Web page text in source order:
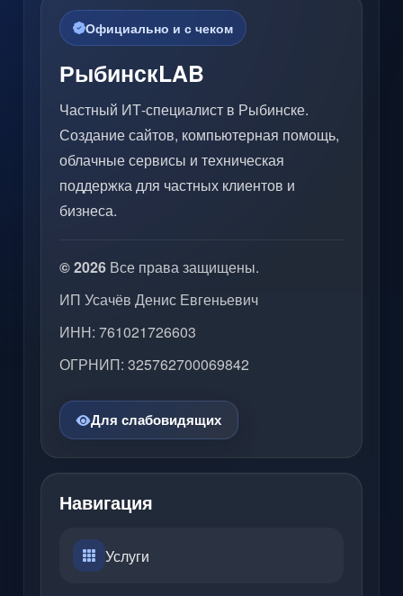
Официально и с чеком
РыбинскLAB
Частный ИТ-специалист в Рыбинске.
Создание сайтов, компьютерная помощь,
облачные сервисы и техническая
поддержка для частных клиентов и
бизнеса.
© 2026 Все права защищены.
ИП Усачёв Денис Евгеньевич
ИНН: 761021726603
ОГРНИП: 325762700069842
Для слабовидящих
Навигация
Услуги